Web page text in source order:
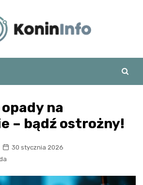
na
– bądź ostrożny!
30 stycznia 2026